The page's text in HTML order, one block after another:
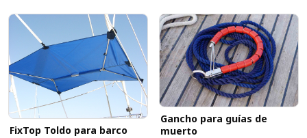
FixTop Toldo para barco
Gancho para guías de
muerto